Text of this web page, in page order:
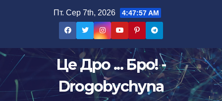
Пт. Сер 7th, 2026 4:47:58 AM
Це Дро ... Бро! -
Drogobychyna